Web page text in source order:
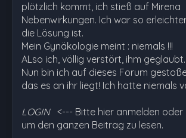
plötzlich kommt, ich stieß auf Mirena
Nebenwirkungen. Ich war so
die Lösung ist.
Mein Gynäkologie meint : niemals !!!
ALso ich, völlig verstört, ihm geglaubt.
Nun bin ich auf dieses Forum
das es an ihr liegt! Ich hatte niemals
LOGIN <--- Bitte hier anmelden oder
um den ganzen Beitrag zu lesen.